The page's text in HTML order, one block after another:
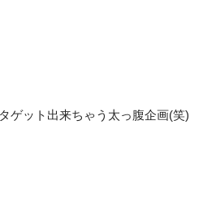
ゲット出来ちゃう太っ腹企画(笑)